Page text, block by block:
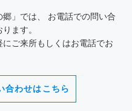
」では、
お電話での問い合
ます。
ご来所もしくはお電話でお
合わせはこちら